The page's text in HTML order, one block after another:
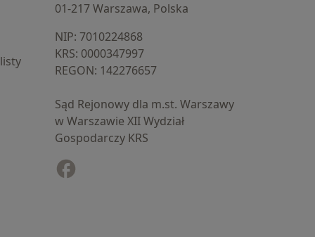
01-217 Warszawa, Polska
NIP: ⁠7010224868
KRS: ⁠0000347997
REGON: ⁠142276657
Sąd Rejonowy dla m.st. Warszawy
w Warszawie XII Wydział
Gospodarczy KRS